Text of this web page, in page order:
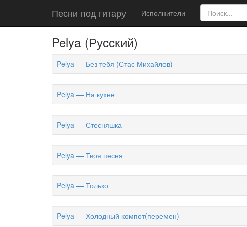
Песни под гитару Исполнители
Pelya (Русский)
Pelya — Без тебя (Стас Михайлов)
Pelya — На кухне
Pelya — Стесняшка
Pelya — Твоя песня
Pelya — Только
Pelya — Холодный компот(перемен)